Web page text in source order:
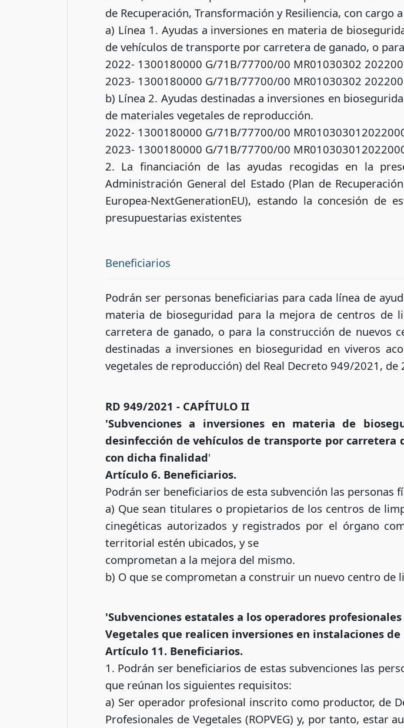
de Recuperación, Transformación y Resiliencia, con
a) Línea 1. Ayudas a inversiones en materia de
de vehículos de transporte por carretera de ganado, o
2022- 1300180000 G/71B/77700/00 MR01030302
2023- 1300180000 G/71B/77700/00 MR01030302
b) Línea 2. Ayudas destinadas a inversiones en
de materiales vegetales de reproducción.
2022- 1300180000 G/71B/77700/00
2023- 1300180000 G/71B/77700/00
2. La financiación de las ayudas recogidas en la
Administración General del Estado (Plan de
Europea-NextGenerationEU), estando la concesión de
presupuestarias existentes
Beneficiarios
Podrán ser personas beneficiarias para cada línea de
materia de bioseguridad para la mejora de centros de
carretera de ganado, o para la construcción de nuevos
destinadas a inversiones en bioseguridad en viveros
vegetales de reproducción) del Real Decreto 949/2021, de
RD 949/2021 - CAPÍTULO II
'Subvenciones a inversiones en materia de
desinfección de vehículos de transporte por carretera
con dicha finalidad'
Artículo 6. Beneficiarios.
Podrán ser beneficiarios de esta subvención las
a) Que sean titulares o propietarios de los centros de
cinegéticas autorizados y registrados por el órgano
territorial estén ubicados, y se
comprometan a la mejora del mismo.
b) O que se comprometan a construir un nuevo centro de
'Subvenciones estatales a los operadores
Vegetales que realicen inversiones en instalaciones de
Artículo 11. Beneficiarios.
1. Podrán ser beneficiarios de estas subvenciones las
que reúnan los siguientes requisitos:
a) Ser operador profesional inscrito como productor, de
Profesionales de Vegetales (ROPVEG) y, por tanto,